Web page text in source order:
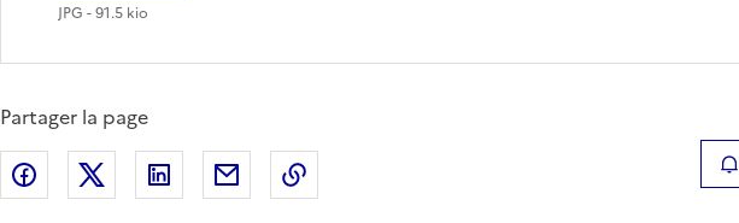
JPG - 91.5 kio
Partager la page
Partager sur Facebook
Partager sur XPartager sur LinkedIn
Partager par emailCopier le lien de la page dans le presse-papier